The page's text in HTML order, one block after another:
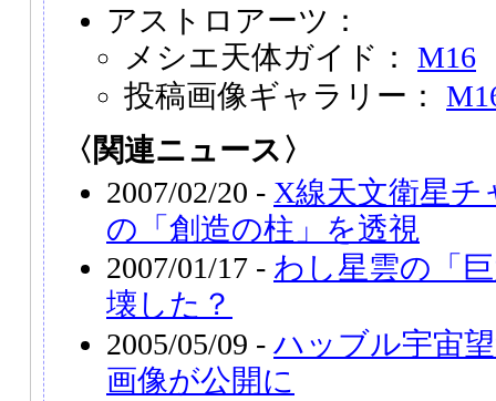
アストロアーツ：
メシエ天体ガイド： M16
投稿画像ギャラリー：
〈関連ニュース〉
2007/02/20 - X線天文衛星チ
の「創造の柱」を透視
2007/01/17 - わし星雲の「
壊した？
2005/05/09 - ハッブル宇宙
画像が公開に